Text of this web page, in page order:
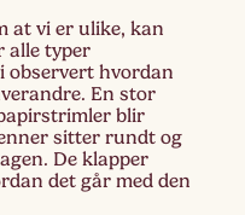
at vi er ulike, kan
alle typer
observert hvordan
En stor
blir
sitter rundt og
De klapper
det går med den